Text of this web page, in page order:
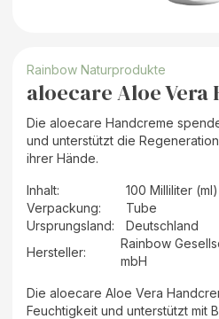
Rainbow Naturprodukte
aloecare Aloe Vera
Die aloecare Handcreme
und unterstützt die
ihrer Hände.
Inhalt:
100 Milliliter (ml)
Verpackung:
Tube
Ursprungsland:
Deutschland
Hersteller:
Rainbow
mbH
Die aloecare Aloe Vera
Feuchtigkeit und unterstützt mit